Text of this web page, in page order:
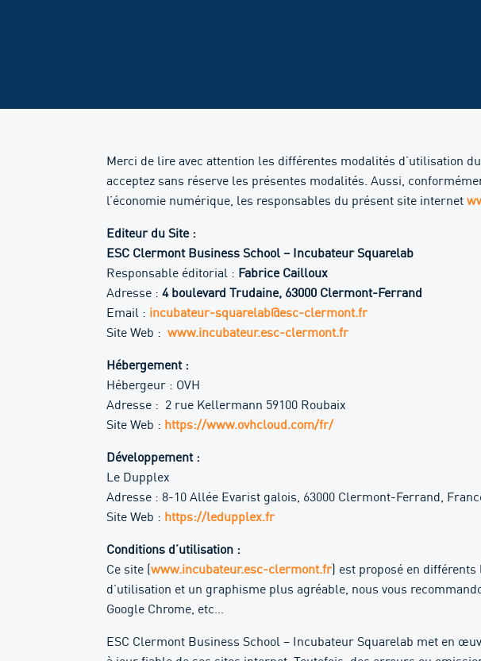
Merci de lire avec attention les différentes modalités d’utilisation
acceptez sans réserve les présentes modalités. Aussi,
l’économie numérique, les responsables du présent site internet
Editeur du Site :
ESC Clermont Business School – Incubateur Squarelab
Responsable éditorial : Fabrice Cailloux
Adresse :4 boulevard Trudaine, 63000 Clermont-Ferrand
Email : incubateur-squarelab@esc-clermont.fr
Site Web : www.incubateur.esc-clermont.fr
Hébergement :
Hébergeur : OVH
Adresse : 2 rue Kellermann 59100 Roubaix
Site Web : https://www.ovhcloud.com/fr/
Développement :
Le Dupplex
Adresse : 8-10 Allée Evarist galois, 63000 Clermont-Ferrand,
Site Web : https://ledupplex.fr
Conditions d’utilisation :
Ce site (www.incubateur.esc-clermont.fr) est proposé en
d’utilisation et un graphisme plus agréable, nous vous
Google Chrome, etc…
ESC Clermont Business School – Incubateur Squarelab met en